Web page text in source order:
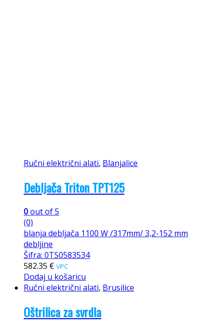
Ručni električni alati, Blanjalice
Debljača Triton TPT125
0out of 5
(0)
blanja debljača 1100 W /317mm/ 3,2-152 mm
debljine
Šifra: 0TS0583534
582.35 € VPC
Dodaj u košaricu
Ručni električni alati, Brusilice
Oštrilica za svrdla